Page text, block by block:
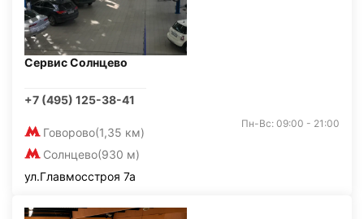
Сервис Солнцево
+7 (495) 125-38-41
Говорово(1,35 км)
Солнцево(930 м)
Пн-Вс: 09:00 - 21:00
ул.Главмосстроя 7а